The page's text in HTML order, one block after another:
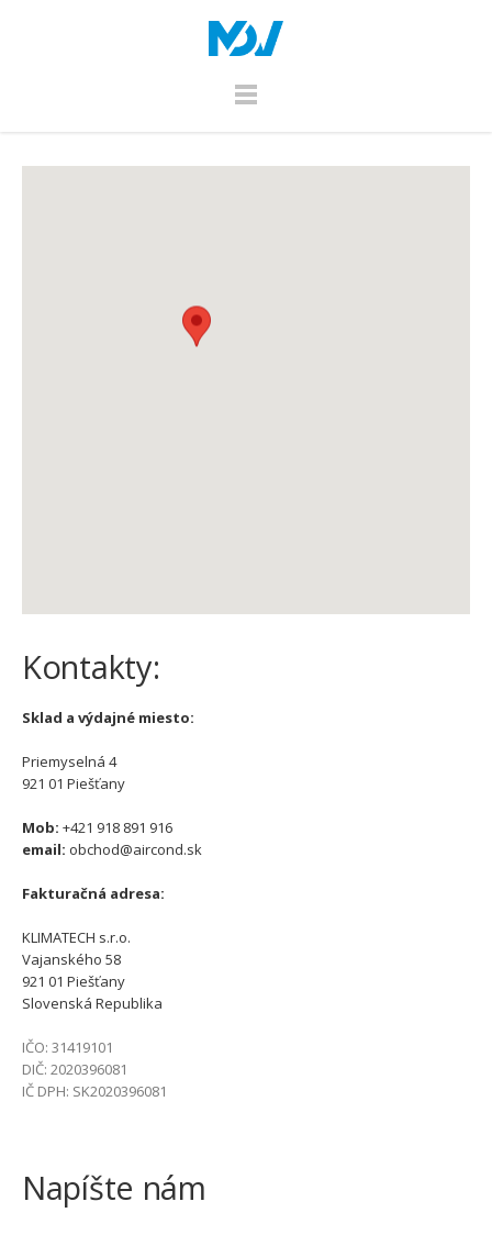
Kontakty:
Sklad a výdajné miesto:
Priemyselná 4
921 01 Piešťany
Mob: +421 918 891 916
email: obchod@aircond.sk
Fakturačná adresa:
KLIMATECH s.r.o.
Vajanského 58
921 01 Piešťany
Slovenská Republika
IČO: 31419101
DIČ: 2020396081
IČ DPH: SK2020396081
Napíšte nám